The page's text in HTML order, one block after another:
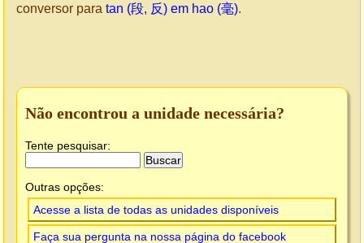
conversor para tan (段, 反) em hao (毫).
Não encontrou a unidade necessária?
Tente pesquisar:
Outras opções:
Acesse a lista de todas as unidades disponíveis
Faça sua pergunta na nossa página do facebook